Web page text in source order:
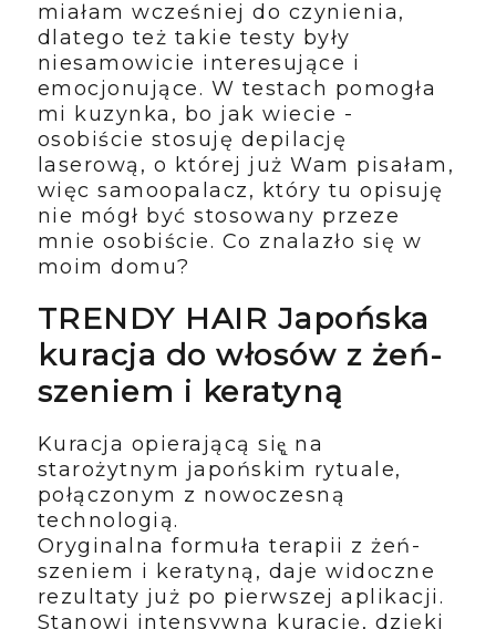
miałam wcześniej do czynienia,
dlatego też takie testy były
niesamowicie interesujące i
emocjonujące. W testach pomogła
mi kuzynka, bo jak wiecie -
osobiście stosuję depilację
laserową, o której już Wam pisałam,
więc samoopalacz, który tu opisuję
nie mógł być stosowany przeze
mnie osobiście. Co znalazło się w
moim domu?
TRENDY HAIR Japońska
kuracja do włosów z żeń-
szeniem i keratyną
Kuracja opierającą się̨ na
starożytnym japońskim rytuale,
połączonym z nowoczesną
technologią.
Oryginalna formuła terapii z żeń-
szeniem i keratyną, daje widoczne
rezultaty już po pierwszej aplikacji.
Stanowi intensywną kurację, dzięki